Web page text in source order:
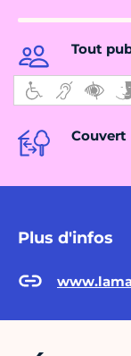
Tout
Couvert
Plus d'infos